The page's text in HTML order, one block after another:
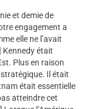
et demie de
engagement a
elle ne l’avait
Kennedy était
Plus en raison
stratégique. Il était
était essentielle
atteindre cet